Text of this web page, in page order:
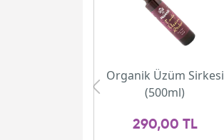
Organik Üzüm Sirkesi
(500ml)
290,00 TL